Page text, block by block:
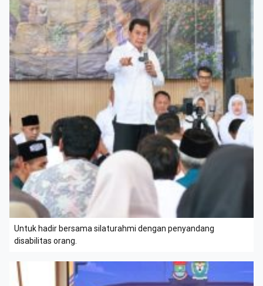
Untuk hadir bersama silaturahmi dengan penyandang
disabilitas orang.